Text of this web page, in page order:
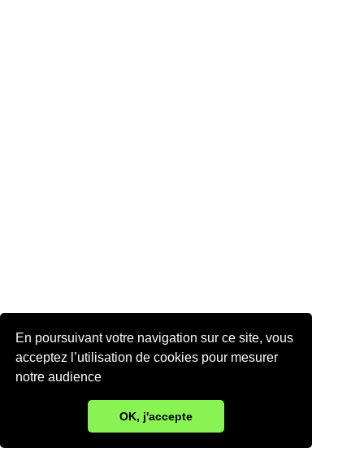
En poursuivant votre navigation sur ce site, vous
acceptez l’utilisation de cookies pour mesurer
notre audience
OK, j'accepte